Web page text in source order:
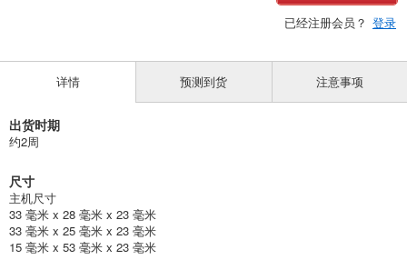
已经注册会员？ 登录
详情
出货时期
约2周
尺寸
主机尺寸
33 毫米 x 28 毫米 x 23 毫米
33 毫米 x 25 毫米 x 23 毫米
15 毫米 x 53 毫米 x 23 毫米
预测到货 注意事项